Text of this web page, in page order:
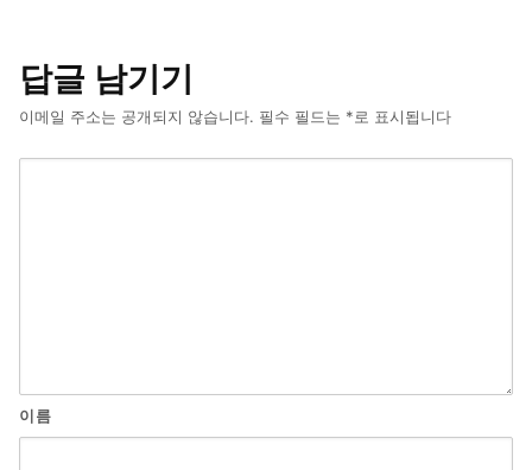
답글 남기기
이메일 주소는 공개되지 않습니다. 필수 필드는 *로 표시됩니다
이름